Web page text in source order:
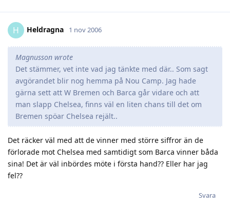
H Heldragna 1 nov 2006
Magnusson wrote
Det stämmer, vet inte vad jag tänkte med där.. Som sagt
avgörandet blir nog hemma på Nou Camp. Jag hade
gärna sett att W Bremen och Barca går vidare och att
man slapp Chelsea, finns väl en liten chans till det om
Bremen spöar Chelsea rejält..
Det räcker väl med att de vinner med större siffror än de
förlorade mot Chelsea med samtidigt som Barca vinner båda
sina! Det är väl inbördes möte i första hand?? Eller har jag
fel??
Svara